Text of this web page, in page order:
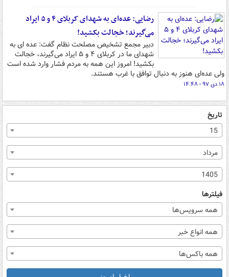
رضایی: عده‌ای به شهدای کربلای ۴ و ۵ ایراد
می‌گیرند؛ خجالت بکشید!
دبیر مجمع تشخیص مصلحت نظام گفت: عده ای به
شهدای ما در کربلای ۴ و ۵ ایراد می‌گیرند، خجالت
بکشید! امروز این همه به مردم فشار وارد شده است
ولی عده‌ای هنوز به دنبال توافق با غرب هستند.
۱۸ دی ۹۷ - ۱۴:۴۸
تاریخ
15
مرداد
1405
فیلترها
همه سرویس‌ها
همه انواع خبر
همه باکس‌ها